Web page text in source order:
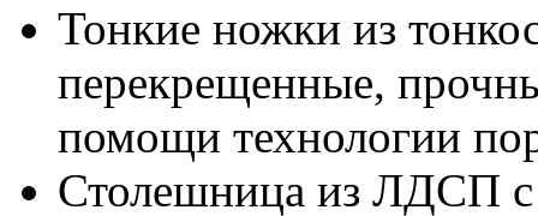
Тонкие ножки из
перекрещенные,
помощи технологии
Столешница из ЛДСП